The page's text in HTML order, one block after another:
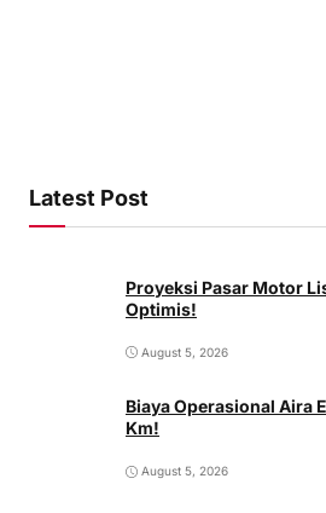
Latest Post
Proyeksi Pasar Motor
Optimis!
August 5, 2026
Biaya Operasional Aira
Km!
August 5, 2026